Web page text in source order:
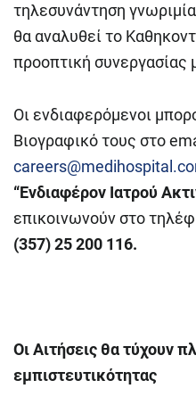
τηλεσυνάντηση
θα αναλυθεί το
προοπτική συνεργασίας
Οι ενδιαφερόμενοι
Βιογραφικό τους στο
“Ενδιαφέρον Ιατρού
επικοινωνούν στο
(357) 25 200 116.
Οι Αιτήσεις θα τύχουν
εμπιστευτικότητας